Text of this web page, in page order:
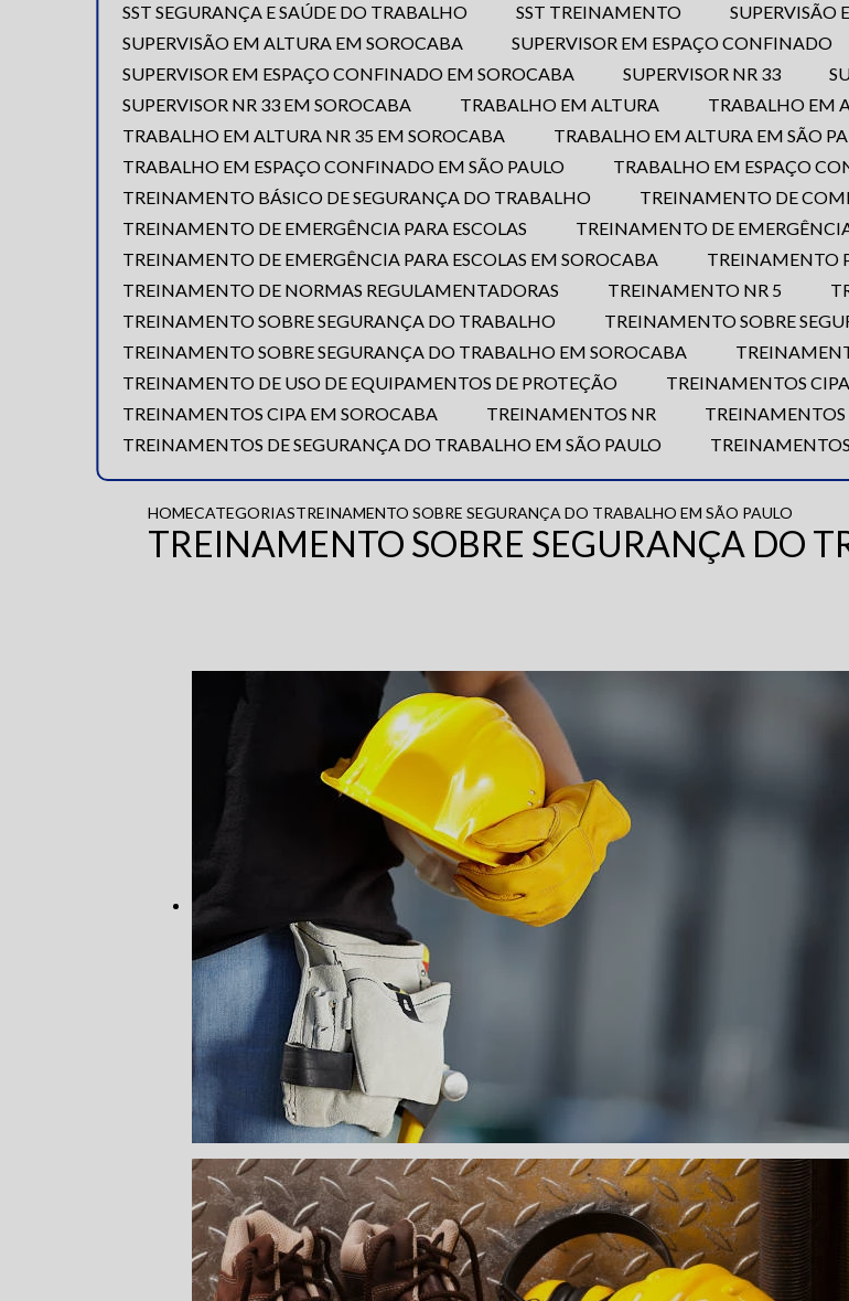
SST SEGURANÇA E SAÚDE DO TRABALHO
SST TREINAMENTO
SUPERVISÃO EM ALTURA EM SOROCABA
SUPERVISOR EM ESPAÇO CONFINADO
SUPERVISOR EM ESPAÇO CONFINADO EM SOROCABA
SUPERVISOR NR 33
SUPERVISOR NR 33 EM SOROCABA
TRABALHO EM ALTURA
TRABALHO EM
TRABALHO EM ALTURA NR 35 EM SOROCABA
TRABALHO EM ALTURA EM SÃO
TRABALHO EM ESPAÇO CONFINADO EM SÃO PAULO
TRABALHO EM ESPAÇO
TREINAMENTO BÁSICO DE SEGURANÇA DO TRABALHO
TREINAMENTO DE
TREINAMENTO DE EMERGÊNCIA PARA ESCOLAS
TREINAMENTO DE
TREINAMENTO DE EMERGÊNCIA PARA ESCOLAS EM SOROCABA
TREINAMENTO
TREINAMENTO DE NORMAS REGULAMENTADORAS
TREINAMENTO NR 5
TREINAMENTO SOBRE SEGURANÇA DO TRABALHO
TREINAMENTO SOBRE
TREINAMENTO SOBRE SEGURANÇA DO TRABALHO EM SOROCABA
TREINAMENTO DE USO DE EQUIPAMENTOS DE PROTEÇÃO
TREINAMENTOS CIPA
TREINAMENTOS CIPA EM SOROCABA
TREINAMENTOS NR
TREINAMENTOS DE SEGURANÇA DO TRABALHO EM SÃO PAULO
HOMECATEGORIASTREINAMENTO SOBRE SEGURANÇA DO TRABALHO EM SÃO PAULO
TREINAMENTO SOBRE SEGURANÇA DO